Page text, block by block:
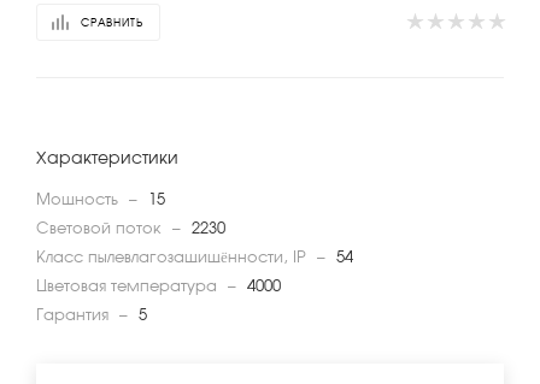
СРАВНИТЬ
Характеристики
Мощность —
15
Световой поток
— 2230
Класс пылевлагозащищённости, IP — 54
Цветовая температура
— 4000
Гарантия — 5